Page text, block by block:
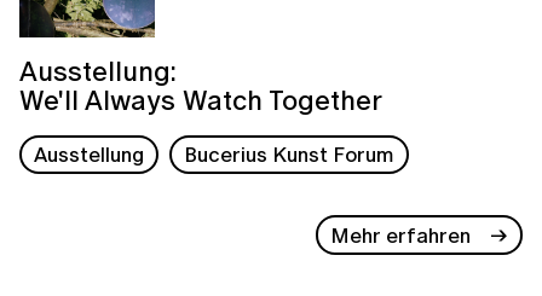
Ausstellung:
We'll Always Watch Together
Ausstellung Bucerius Kunst Forum
Mehr erfahren